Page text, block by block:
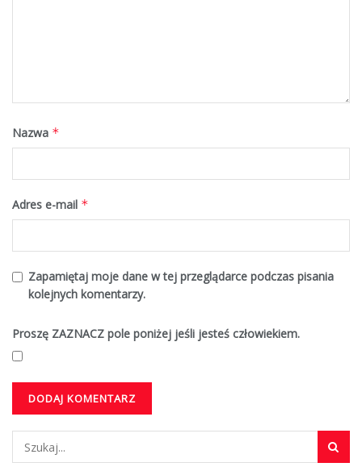
Nazwa *
Adres e-mail *
Zapamiętaj moje dane w tej przeglądarce podczas pisania
kolejnych komentarzy.
Proszę ZAZNACZ pole poniżej jeśli jesteś człowiekiem.